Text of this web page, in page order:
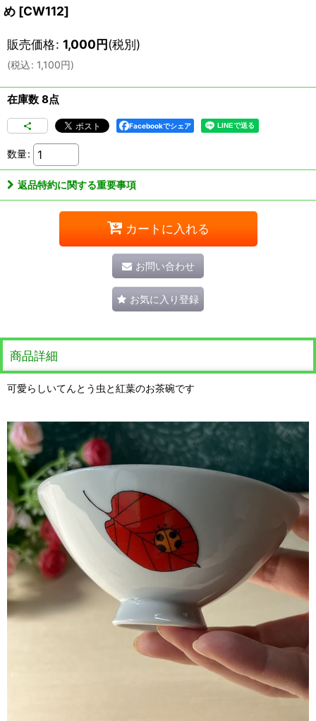
め [CW112]
販売価格: 1,000円(税別)
(税込: 1,100円)
在庫数 8点
Facebookでシェア
数量:
返品特約に関する重要事項
カートに入れる
お問い合わせ
お気に入り登録
商品詳細
可愛らしいてんとう虫と紅葉のお茶碗です